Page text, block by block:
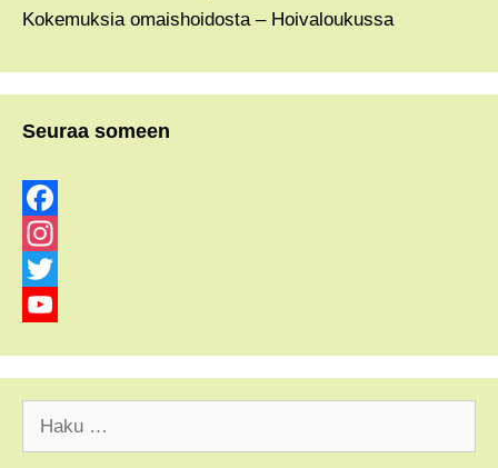
Kokemuksia omaishoidosta – Hoivaloukussa
Seuraa someen
F
a
c
b
o
n
t
g
T
i
t
o
T